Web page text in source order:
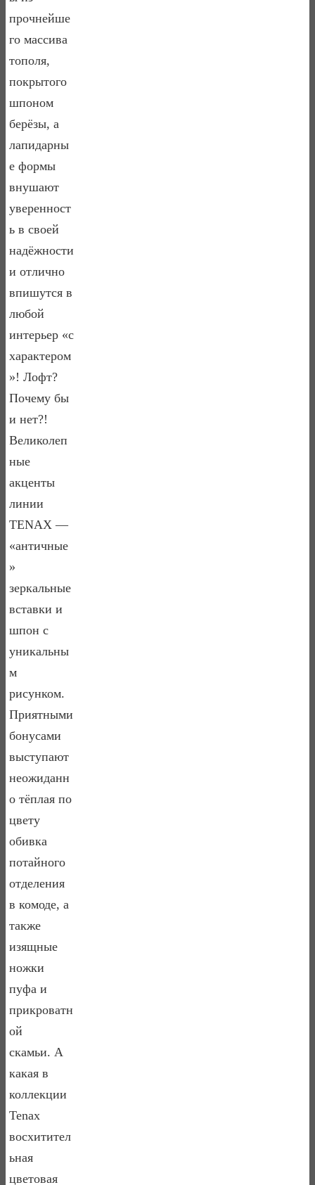
прочнейше
го массива
тополя,
покрытого
шпоном
берёзы, а
лапидарны
е формы
внушают
уверенност
ь в своей
надёжности
и отлично
впишутся в
любой
интерьер «с
характером
»! Лофт?
Почему бы
и нет?!
Великолеп
ные
акценты
линии
TENAX —
«античные
»
зеркальные
вставки и
шпон с
уникальны
м
рисунком.
Приятными
бонусами
выступают
неожиданн
о тёплая по
цвету
обивка
потайного
отделения
в комоде, а
также
изящные
ножки
пуфа и
прикроватн
ой
скамьи. А
какая в
коллекции
Tenax
восхитител
ьная
цветовая